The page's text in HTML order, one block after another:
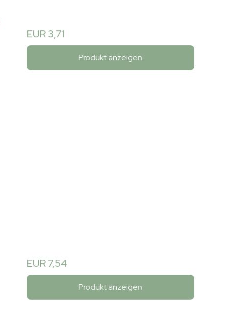
EUR 3,71
Produkt anzeigen
EUR 7,54
Produkt anzeigen